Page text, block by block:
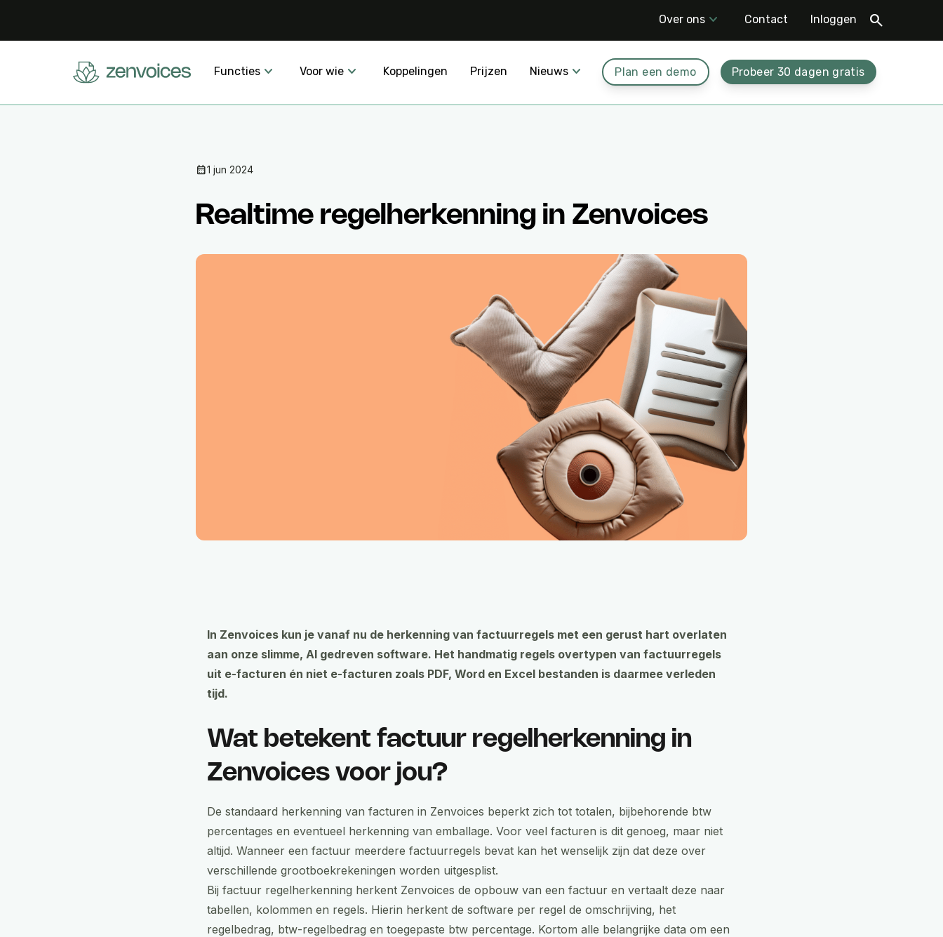
Over ons Contact Inloggen
Functies Voor wie Koppelingen Prijzen Nieuws Plan een demo Probeer 30 dagen gratis
calendar_month1 jun 2024
Realtime regelherkenning in Zenvoices
In Zenvoices kun je vanaf nu de herkenning van factuurregels met een gerust hart overlaten
aan onze slimme, AI gedreven software. Het handmatig regels overtypen van factuurregels
uit e-facturen én niet e-facturen zoals PDF, Word en Excel bestanden is daarmee verleden
tijd.
Wat betekent factuur regelherkenning in
Zenvoices voor jou?
De standaard herkenning van facturen in Zenvoices beperkt zich tot totalen, bijbehorende btw
percentages en eventueel herkenning van emballage. Voor veel facturen is dit genoeg, maar niet
altijd. Wanneer een factuur meerdere factuurregels bevat kan het wenselijk zijn dat deze over
verschillende grootboekrekeningen worden uitgesplist.
Bij factuur regelherkenning herkent Zenvoices de opbouw van een factuur en vertaalt deze naar
tabellen, kolommen en regels. Hierin herkent de software per regel de omschrijving, het
regelbedrag, btw-regelbedrag en toegepaste btw percentage. Kortom alle belangrijke data om een